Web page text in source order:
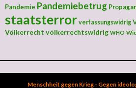
Pandemie Pandemiebetrug
staatsterror verfassungswidrig
Völkerrecht völkerrechtswidrig WHO
Menschheit gegen Krieg - Gegen